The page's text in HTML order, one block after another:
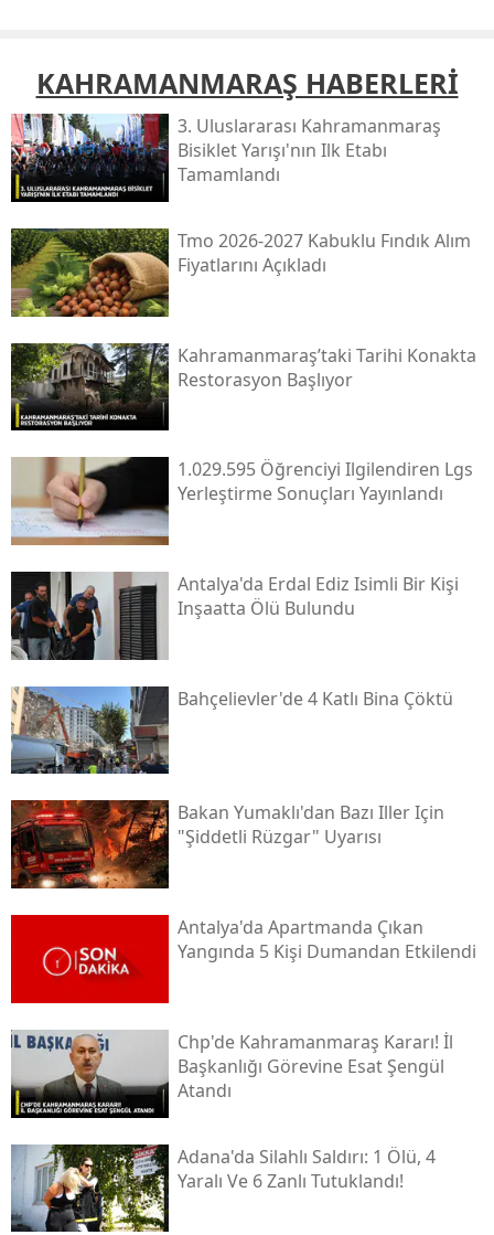
KAHRAMANMARAŞ HABERLERİ
3. Uluslararası Kahramanmaraş
Bisiklet Yarışı'nın Ilk Etabı
Tamamlandı
Tmo 2026-2027 Kabuklu Fındık Alım
Fiyatlarını Açıkladı
Kahramanmaraş’taki Tarihi Konakta
Restorasyon Başlıyor
1.029.595 Öğrenciyi Ilgilendiren Lgs
Yerleştirme Sonuçları Yayınlandı
Antalya'da Erdal Ediz Isimli Bir Kişi
Inşaatta Ölü Bulundu
Bahçelievler'de 4 Katlı Bina Çöktü
Bakan Yumaklı'dan Bazı Iller Için
"şiddetli Rüzgar" Uyarısı
Antalya'da Apartmanda Çıkan
Yangında 5 Kişi Dumandan Etkilendi
Chp'de Kahramanmaraş Kararı! İl
Başkanlığı Görevine Esat Şengül
Atandı
Adana'da Silahlı Saldırı: 1 Ölü, 4
Yaralı Ve 6 Zanlı Tutuklandı!